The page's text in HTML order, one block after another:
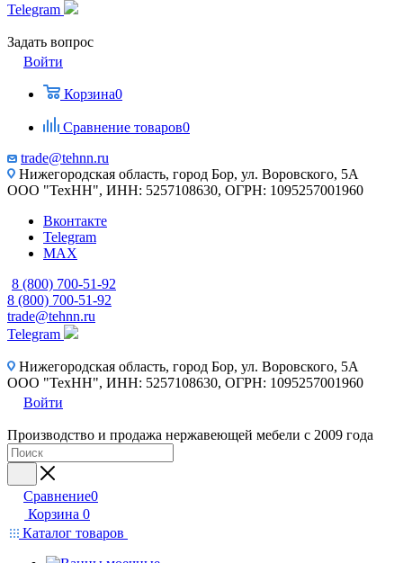
Telegram
Задать вопрос
Войти
Корзина0
Сравнение товаров0
trade@tehnn.ru
Нижегородская область, город Бор, ул. Воровского, 5А
ООО "ТехНН", ИНН: 5257108630, ОГРН: 1095257001960
Вконтакте
Telegram
MAX
8 (800) 700-51-92
8 (800) 700-51-92
trade@tehnn.ru
Telegram
Нижегородская область, город Бор, ул. Воровского, 5А
ООО "ТехНН", ИНН: 5257108630, ОГРН: 1095257001960
Войти
Производство и продажа нержавеющей мебели с 2009 года
Сравнение0
Корзина 0
Каталог товаров